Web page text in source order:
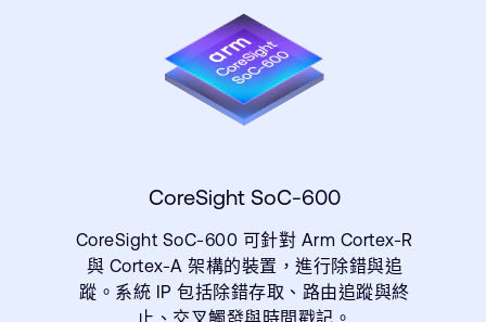
CoreSight SoC-600
CoreSight SoC-600 可針對 Arm Cortex-R
與 Cortex-A 架構的裝置，進行除錯與追
蹤。系統 IP 包括除錯存取、路由追蹤與終
止、交叉觸發與時間戳記。